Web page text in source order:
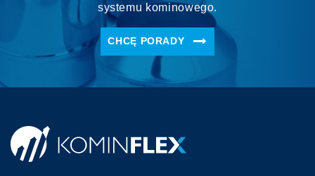
systemu kominowego.
CHCĘ PORADY